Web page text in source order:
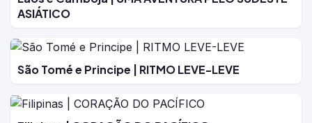
ASIÁTICO
São Tomé e Principe | RITMO LEVE-LEVE